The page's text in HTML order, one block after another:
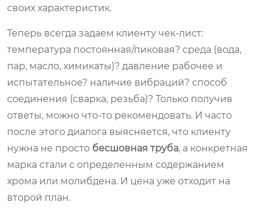
своих характеристик.
Теперь всегда задаем клиенту чек-лист:
температура постоянная/пиковая? среда (вода,
пар, масло, химикаты)? давление рабочее и
испытательное? наличие вибраций? способ
соединения (сварка, резьба)? Только получив
ответы, можно что-то рекомендовать. И часто
после этого диалога выясняется, что клиенту
нужна не просто бесшовная труба, а конкретная
марка стали с определенным содержанием
хрома или молибдена. И цена уже отходит на
второй план.